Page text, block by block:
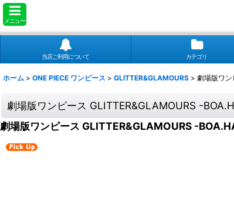
メニュー
当店ご利用について カテゴリ
ホーム > ONE PIECE ワンピース > GLITTER&GLAMOURS > 劇場版ワ
劇場版ワンピース GLITTER&GLAMOURS -
劇場版ワンピース GLITTER&GLAMOURS -